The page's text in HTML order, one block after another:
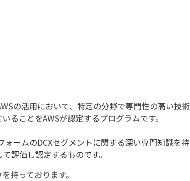
の活用において、特定の分野で専門性の高い技術
ことをAWSが認定するプログラムです。
ォームのDCXセグメントに関する深い専門知識を持
評価し認定するものです。
持っております。